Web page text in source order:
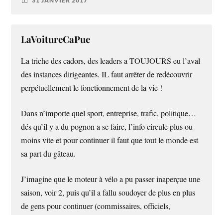
LaVoitureCaPue
La triche des cadors, des leaders a TOUJOURS eu l’aval
des instances dirigeantes. IL faut arrêter de redécouvrir
perpétuellement le fonctionnement de la vie !
Dans n’importe quel sport, entreprise, trafic, politique…
dés qu’il y a du pognon a se faire, l’info circule plus ou
moins vite et pour continuer il faut que tout le monde est
sa part du gâteau.
J’imagine que le moteur à vélo a pu passer inaperçue une
saison, voir 2, puis qu’il a fallu soudoyer de plus en plus
de gens pour continuer (commissaires, officiels,